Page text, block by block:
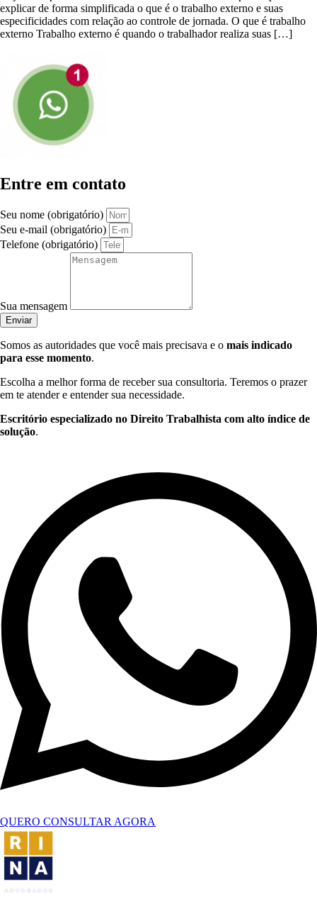
explicar de forma simplificada o que é o trabalho externo e suas
especificidades com relação ao controle de jornada. O que é trabalho
externo Trabalho externo é quando o trabalhador realiza suas […]
Entre em contato
Seu nome (obrigatório)
Seu e-mail (obrigatório)
Telefone (obrigatório)
Sua mensagem
Enviar
Somos as autoridades que você mais precisava e o mais indicado
para esse momento.
Escolha a melhor forma de receber sua consultoria. Teremos o prazer
em te atender e entender sua necessidade.
Escritório especializado no Direito Trabalhista com alto índice de
solução.
QUERO CONSULTAR AGORA